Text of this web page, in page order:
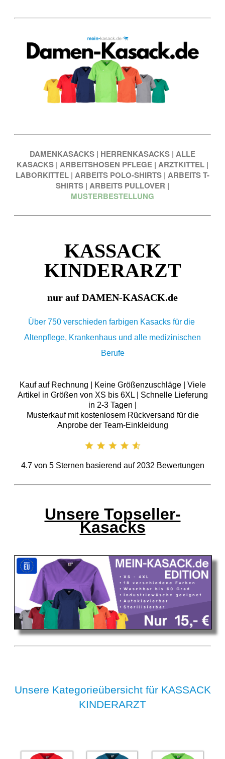
DAMENKASACKS | HERRENKASACKS | ALLE
KASACKS | ARBEITSHOSEN PFLEGE | ARZTKITTEL |
LABORKITTEL | ARBEITS POLO-SHIRTS | ARBEITS T-
SHIRTS | ARBEITS PULLOVER |
MUSTERBESTELLUNG
KASSACK
KINDERARZT
nur auf DAMEN-KASACK.de
Über 750 verschieden farbigen Kasacks für die
Altenpflege, Krankenhaus und alle medizinischen
Berufe
Kauf auf Rechnung | Keine Größenzuschläge | Viele
Artikel in Größen von XS bis 6XL | Schnelle Lieferung
in 2-3 Tagen |
Musterkauf mit kostenlosem Rückversand für die
Anprobe der Team-Einkleidung
4.7von 5Sternen basierend auf 2032 Bewertungen
Unsere Topseller-
Kasacks
Unsere Kategorieübersicht für KASSACK
KINDERARZT